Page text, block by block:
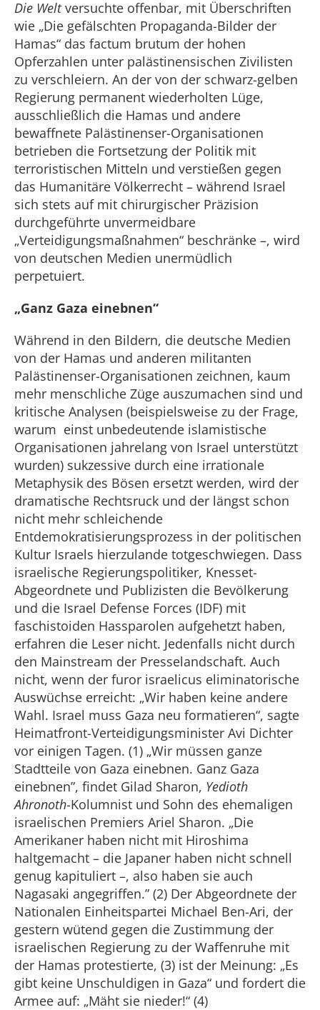
Die Weltversuchte offenbar, mit Überschriften
wie „Die gefälschten Propaganda-Bilder der
Hamas“ das factum brutum der hohen
Opferzahlen unter palästinensischen Zivilisten
zu verschleiern. An der von der schwarz-gelben
Regierung permanent wiederholten Lüge,
ausschließlich die Hamas und andere
bewaffnete Palästinenser-Organisationen
betrieben die Fortsetzung der Politik mit
terroristischen Mitteln und verstießen gegen
das Humanitäre Völkerrecht – während Israel
sich stets auf mit chirurgischer Präzision
durchgeführte unvermeidbare
„Verteidigungsmaßnahmen“ beschränke –, wird
von deutschen Medien unermüdlich
perpetuiert.
„Ganz Gaza einebnen“
Während in den Bildern, die deutsche Medien
von der Hamas und anderen militanten
Palästinenser-Organisationen zeichnen, kaum
mehr menschliche Züge auszumachen sind und
kritische Analysen (beispielsweise zu der Frage,
warum einst unbedeutende islamistische
Organisationen jahrelang von Israel unterstützt
wurden) sukzessive durch eine irrationale
Metaphysik des Bösen ersetzt werden, wird der
dramatische Rechtsruck und der längst schon
nicht mehr schleichende
Entdemokratisierungsprozess in der politischen
Kultur Israels hierzulande totgeschwiegen. Dass
israelische Regierungspolitiker, Knesset-
Abgeordnete und Publizisten die Bevölkerung
und die Israel Defense Forces (IDF) mit
faschistoiden Hassparolen aufgehetzt haben,
erfahren die Leser nicht. Jedenfalls nicht durch
den Mainstream der Presselandschaft. Auch
nicht, wenn der furor israelicus eliminatorische
Auswüchse erreicht: „Wir haben keine andere
Wahl. Israel muss Gaza neu formatieren“, sagte
Heimatfront-Verteidigungsminister Avi Dichter
vor einigen Tagen. (1) „Wir müssen ganze
Stadtteile von Gaza einebnen. Ganz Gaza
einebnen”, findet Gilad Sharon, Yedioth
Ahronoth-Kolumnist und Sohn des ehemaligen
israelischen Premiers Ariel Sharon. „Die
Amerikaner haben nicht mit Hiroshima
haltgemacht – die Japaner haben nicht schnell
genug kapituliert –, also haben sie auch
Nagasaki angegriffen.” (2) Der Abgeordnete der
Nationalen Einheitspartei Michael Ben-Ari, der
gestern wütend gegen die Zustimmung der
israelischen Regierung zu der Waffenruhe mit
der Hamas protestierte, (3) ist der Meinung: „Es
gibt keine Unschuldigen in Gaza“ und fordert die
Armee auf: „Mäht sie nieder!“ (4)